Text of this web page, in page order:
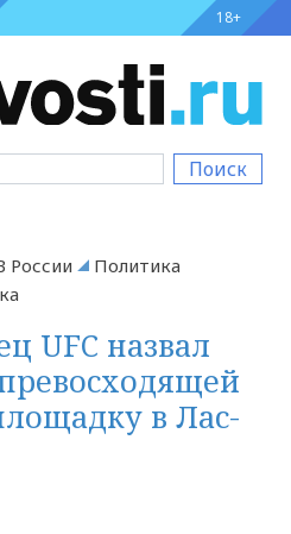
18+
Поиск
России
Политика
UFC назвал
в Лас-